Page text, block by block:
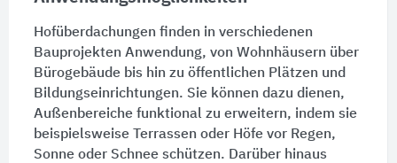
Hofüberdachungen finden in verschiedenen
Bauprojekten Anwendung, von Wohnhäusern über
Bürogebäudebis hin zu öffentlichen Plätzen und
Bildungseinrichtungen. Sie können dazu dienen,
Außenbereiche funktional zu erweitern, indem sie
beispielsweise
Terrassen oder Höfevor Regen,
Sonne oder Schnee schützen. Darüber hinaus